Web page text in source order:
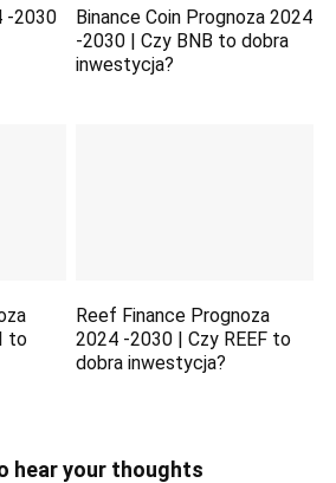
-2030
Binance Coin Prognoza 2024
-2030 | Czy BNB to dobra
inwestycja?
to
Reef Finance Prognoza
2024 -2030 | Czy REEF to
dobra inwestycja?
hear your thoughts